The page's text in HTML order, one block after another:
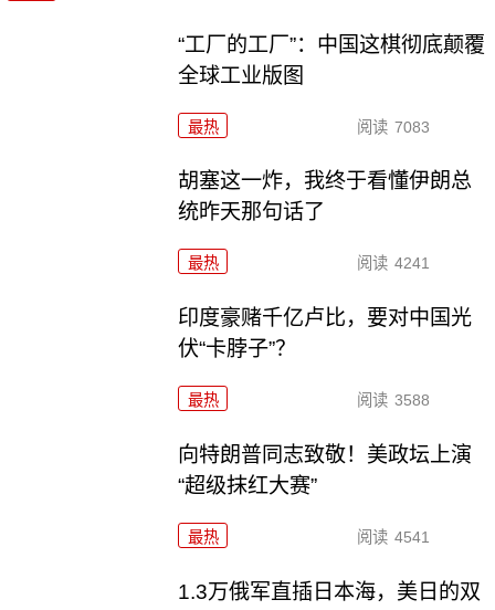
“工厂的工厂”：中国这棋彻底颠覆
全球工业版图
最热 阅读 7083
胡塞这一炸，我终于看懂伊朗总
统昨天那句话了
最热 阅读 4241
印度豪赌千亿卢比，要对中国光
伏“卡脖子”？
最热 阅读 3588
向特朗普同志致敬！美政坛上演
“超级抹红大赛”
最热 阅读 4541
1.3万俄军直插日本海，美日的双